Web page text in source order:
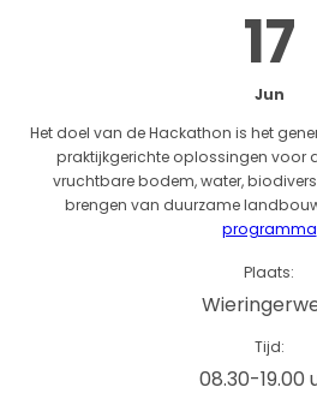
17
Jun
Het doel van de Hackathon is het
praktijkgerichte oplossingen voor
vruchtbare bodem, water,
brengen van duurzame
programma
Plaats:
Tijd:
08.30-19.00